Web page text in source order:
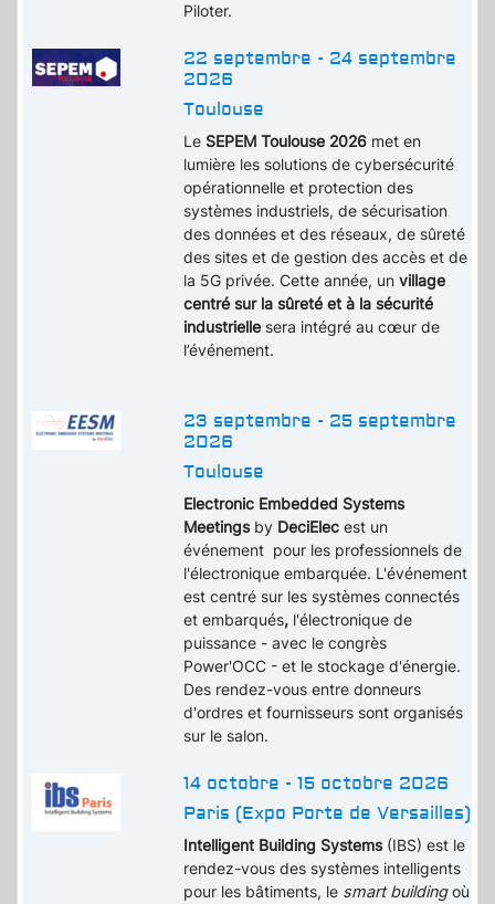
Piloter.
22 septembre - 24 septembre
2026
Toulouse
Le SEPEM Toulouse 2026 met en
lumière les solutions de cybersécurité
opérationnelle et protection des
systèmes industriels, de sécurisation
des données et des réseaux, de sûreté
des sites et de gestion des accès et de
la 5G privée. Cette année, unvillage
centré sur la sûreté et à la sécurité
industrielle sera intégré au cœur de
l’événement.
23 septembre - 25 septembre
2026
Toulouse
Electronic Embedded Systems
Meetingsby DeciElecest un
événement pour les professionnels de
l'électronique embarquée. L'événement
est centré sur les systèmes connectés
et embarqués, l'électronique de
puissance - avec le congrès
Power'OCC - et le stockage d'énergie.
Des rendez-vous entre donneurs
d'ordres et fournisseurs sont organisés
sur le salon.
14 octobre - 15 octobre 2026
Paris (Expo Porte de Versailles)
Intelligent Building Systems(IBS) est le
rendez-vous des systèmes intelligents
pour les bâtiments, le smart buildingoù